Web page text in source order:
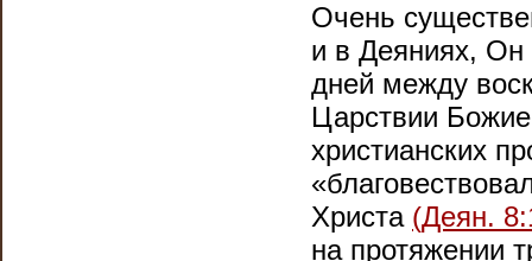
Очень
и в Деяниях, Он
дней между
Царствии
христианских
Христа (Деян.
на протяжении